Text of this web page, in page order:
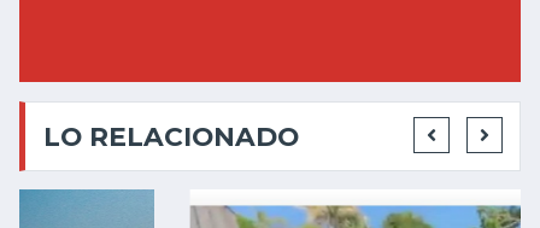
LO RELACIONADO